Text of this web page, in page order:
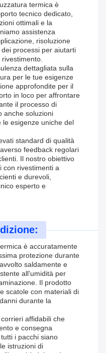
termica è
tecnico dedicato,
ottimali e la
assistenza
risoluzione
processi per aiutarti
dettagliata sulla
per le tue esigenze
approfondite per il
in loco per affrontare
il processo di
anche soluzioni
le esigenze uniche del
standard di qualità
feedback regolari
Il nostro obiettivo
con rivestimenti a
e durevoli,
esperto e
è accuratamente
protezione durante
saldamente e
all'umidità per
Il prodotto
scatole con materiali di
durante la
affidabili che
e consegna
i pacchi siano
istruzioni di